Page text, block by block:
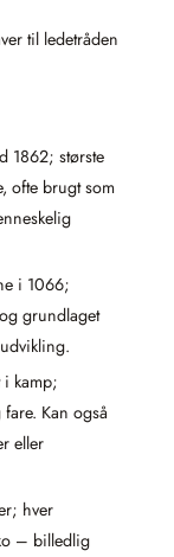
til ledetråden
1862; største
ofte brugt som
i 1066;
grundlaget
i kamp;
Kan også
eller
hver
– billedlig